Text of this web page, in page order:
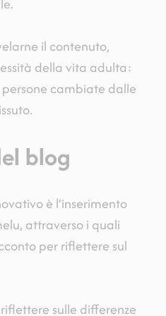
il contenuto,
della vita adulta:
cambiate dalle
blog
è l’inserimento
attraverso i quali
per riflettere sul
sulle differenze